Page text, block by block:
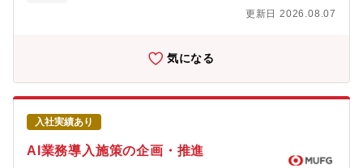
①プロジェクト企画・PoC・AIを含む、新技術ソリューション群
理・PoC実施に当たっての関係先部署との折衝②本番開発・既存
or 新規システムへのAI機能部分の要件定義を行い、開発部署もし
くはベンダと連携しながら設計・開発・試験を推進・AI特有のリ
スク評価とそれぞれの対策をシステム面・プロセス面で実施・IT
システムとして機能・非機能の要件定義と品質担保を実施【所属
部署】デジタルソリューション部 AI・ソリューションGr
更新日 2026.08.07
気になる
入社実績あり
AI業務導入施策の企画・推進